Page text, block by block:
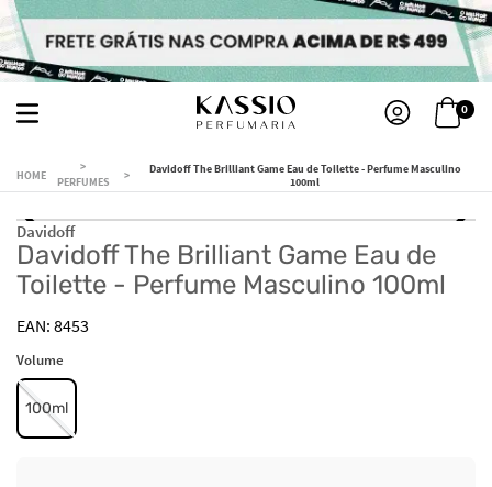
0
PERFUMES
Davidoff The Brilliant Game Eau de Toilette - Perfume Masculino
100ml
Davidoff
Davidoff The Brilliant Game Eau de
Toilette - Perfume Masculino 100ml
8453
Volume
100ml